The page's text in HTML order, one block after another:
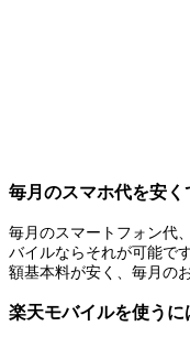
毎月のスマホ代を安く
毎月のスマートフォン代
バイルならそれが可能で
額基本料が安く、毎月の
楽天モバイルを使う